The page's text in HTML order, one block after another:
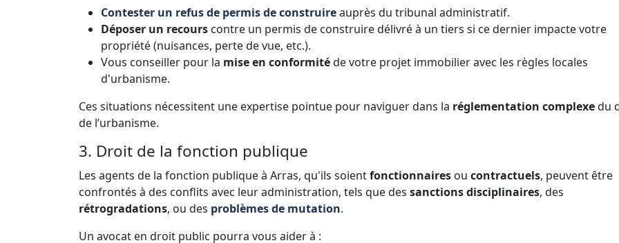
Contester un refus de permis de construireauprès du tribunal administratif.
Déposer un recours contre un permis de construire délivré à un tiers si ce dernier impacte votre
propriété (nuisances, perte de vue, etc.).
Vous conseiller pour la mise en conformitéde votre projet immobilier avec les règles locales
d'urbanisme.
Ces situations nécessitent une expertise pointue pour naviguer dans la réglementation complexedu
de l’urbanisme.
3. Droit de la fonction publique
Les agents de la fonction publique à Arras, qu'ils soientfonctionnaires ou contractuels, peuvent être
confrontés à des conflits avec leur administration, tels que des sanctions disciplinaires, des
rétrogradations, ou des problèmes de mutation.
Un avocat en droit public pourra vous aider à :